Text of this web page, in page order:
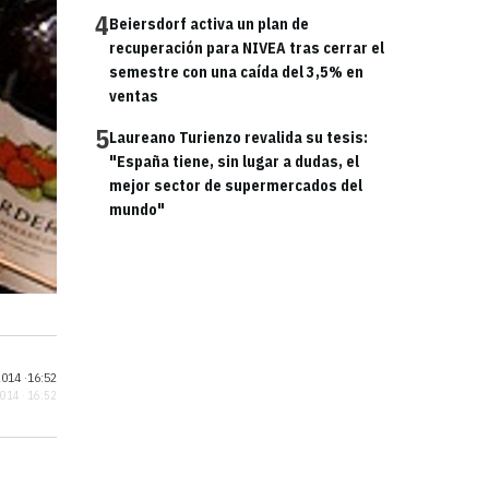
4Beiersdorf activa un plan de
recuperación para NIVEA tras cerrar el
semestre con una caída del 3,5% en
ventas
5Laureano Turienzo revalida su tesis:
"España tiene, sin lugar a dudas, el
mejor sector de supermercados del
mundo"
·16:52
· 16:52